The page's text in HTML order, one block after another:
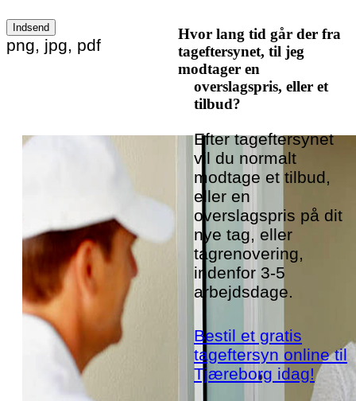
Please leave this field empty.
png, jpg, pdf
Hvor lang tid går der fra
tageftersynet, til jeg
modtager en
overslagspris, eller et
tilbud?
Efter tageftersynet
vil du normalt
modtage et tilbud,
eller en
overslagspris på dit
nye tag, eller
tagrenovering,
indenfor 3-5
arbejdsdage.
Bestil et gratis
tageftersyn online til
Tjæreborg idag!